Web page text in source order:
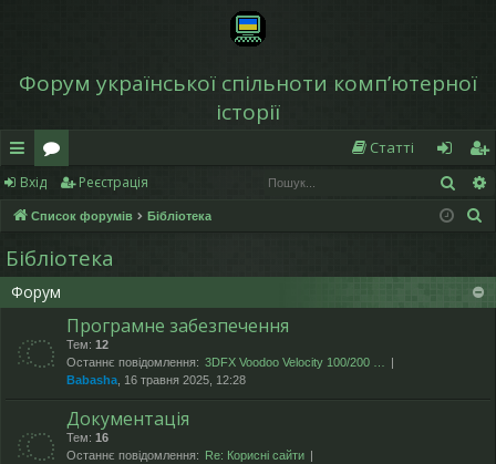
Форум української спільноти компʼютерної
історії
в
и
дк
и
ос
ту
о
ру
м
и
Статті
хі
д
еє
ст
а
Вхід Реєстрація
Список форумів Бібліотека
Бібліотека
Форум
Програмне забезпечення
Тем: 12
Останнє повідомлення: 3DFX Voodoo Velocity 100/200 …
Babasha , 16 травня 2025, 12:28
Документація
Тем: 16
Останнє повідомлення: Re: Корисні сайти